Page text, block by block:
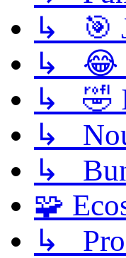
↳ 🎯
↳ 😂
↳ 🤣
↳
↳
🧩
↳